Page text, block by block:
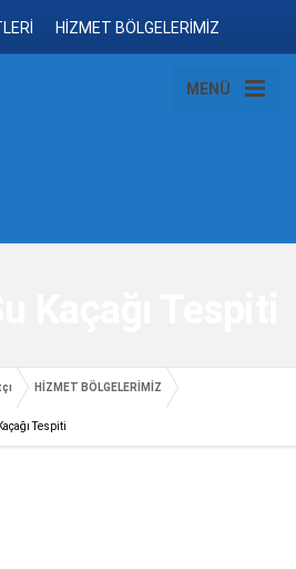
HİZMET BÖLGELERİMİZ
MENÜ
HİZMET BÖLGELERİMİZ
Tespiti